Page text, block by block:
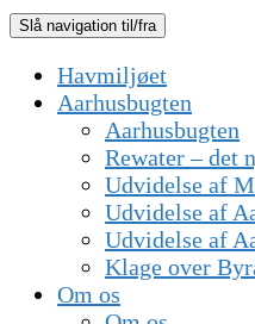
Slå navigation til/fra
Havmiljøet
Aarhusbugten
Aarhusbugten
Rewater – det
Udvidelse af
Udvidelse af
Udvidelse af
Klage over
Om os